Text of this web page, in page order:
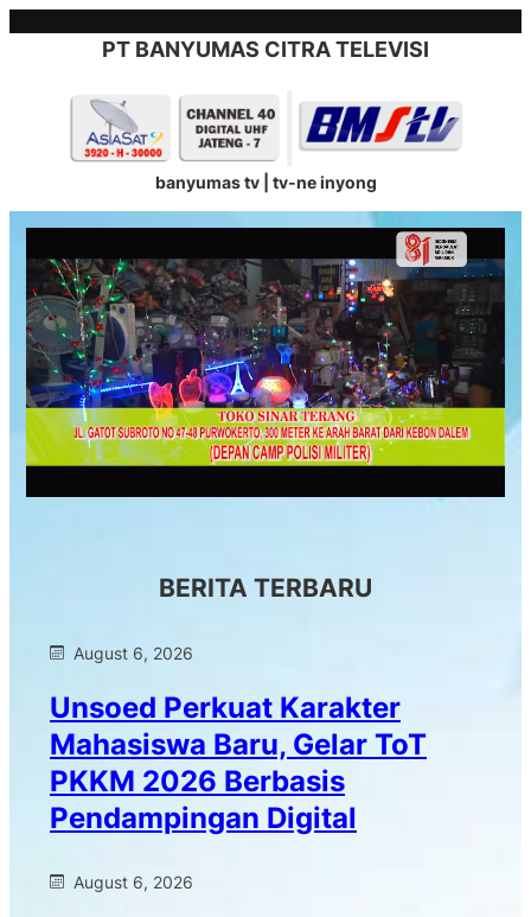
PT BANYUMAS CITRA TELEVISI
banyumas tv | tv-ne inyong
BERITA TERBARU
August 6, 2026
Unsoed Perkuat Karakter
Mahasiswa Baru, Gelar ToT
PKKM 2026 Berbasis
Pendampingan Digital
August 6, 2026